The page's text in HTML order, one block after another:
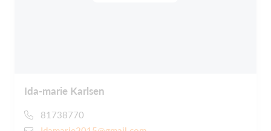
Ida-marie Karlsen
81738770